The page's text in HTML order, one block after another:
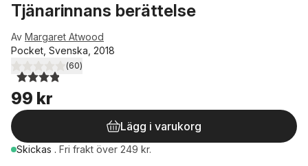
Tjänarinnans berättelse
Av Margaret Atwood
Pocket, Svenska, 2018
3,9utav 5 stjärnor. Totalt antal röster:
(60)
99 kr
Lägg i varukorg
Skickas . Fri frakt över 249 kr.